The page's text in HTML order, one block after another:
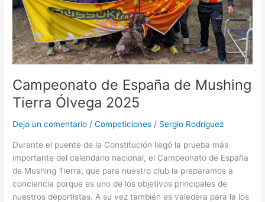
Campeonato de España de Mushing
Tierra Ólvega 2025
Deja un comentario /Competiciones / Sergio Rodríguez
Durante el puente de la Constitución llegó la prueba más
importante del calendario nacional, el Campeonato de España
de Mushing Tierra, que para nuestro club la preparamos a
conciencia porque es uno de los objetivos principales de
nuestros deportistas. A su vez también es valedera para la los
2025